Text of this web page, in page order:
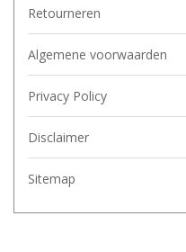
Retourneren
Algemene voorwaarden
Privacy Policy
Disclaimer
Sitemap